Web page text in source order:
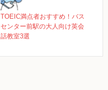
TOEIC満点者おすすめ！バス
センター前駅の大人向け英会
話教室3選